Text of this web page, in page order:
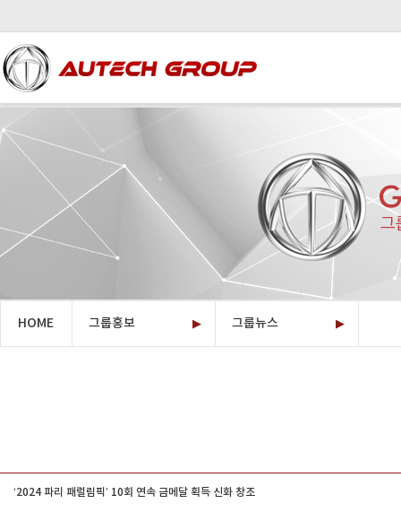
HOME 그룹홍보 ▶ 오텍그룹소개
그룹뉴스 ▶
‘2024 파리 패럴림픽’ 10회 연속 금메달 획득 신화 창조